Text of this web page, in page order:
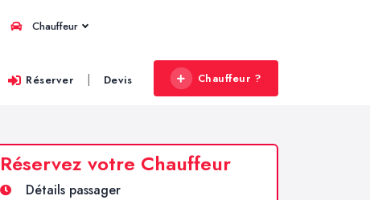
Chauffeur
Réserver | Devis Chauffeur ?
Réservez votre Chauffeur
Détails passager